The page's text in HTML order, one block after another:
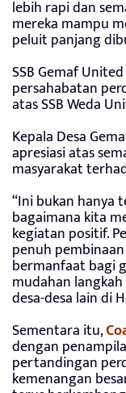
lebih rapi dan
mereka mampu
peluit panjang
SSB Gemaf
persahabatan
atas SSB Weda
Kepala Desa
apresiasi atas
masyarakat
“Ini bukan hanya
bagaimana kita
kegiatan positif.
penuh
bermanfaat bagi
mudahan
desa-desa lain di
Sementara itu,
dengan
pertandingan
kemenangan